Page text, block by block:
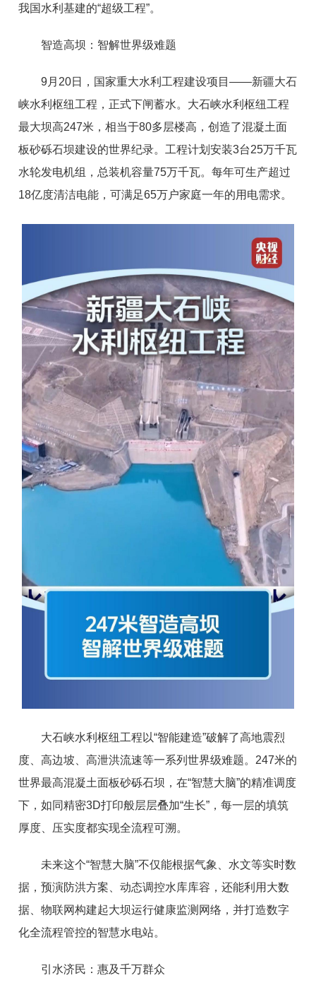
我国水利基建的“超级工程”。
智造高坝：智解世界级难题
9月20日，国家重大水利工程建设项目——新疆大石
峡水利枢纽工程，正式下闸蓄水。大石峡水利枢纽工程
最大坝高247米，相当于80多层楼高，创造了混凝土面
板砂砾石坝建设的世界纪录。工程计划安装3台25万千瓦
水轮发电机组，总装机容量75万千瓦。每年可生产超过
18亿度清洁电能，可满足65万户家庭一年的用电需求。
大石峡水利枢纽工程以“智能建造”破解了高地震烈
度、高边坡、高泄洪流速等一系列世界级难题。247米的
世界最高混凝土面板砂砾石坝，在“智慧大脑”的精准调度
下，如同精密3D打印般层层叠加“生长”，每一层的填筑
厚度、压实度都实现全流程可溯。
未来这个“智慧大脑”不仅能根据气象、水文等实时数
据，预演防洪方案、动态调控水库库容，还能利用大数
据、物联网构建起大坝运行健康监测网络，并打造数字
化全流程管控的智慧水电站。
引水济民：惠及千万群众